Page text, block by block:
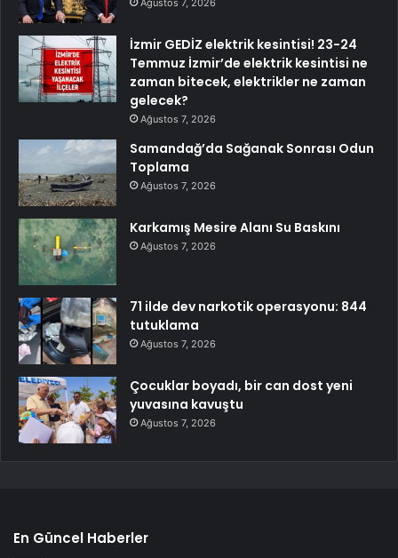
Ağustos 7, 2026
İzmir GEDİZ elektrik kesintisi! 23-24
Temmuz İzmir’de elektrik kesintisi ne
zaman bitecek, elektrikler ne zaman
gelecek?
Ağustos 7, 2026
Samandağ’da Sağanak Sonrası Odun
Toplama
Ağustos 7, 2026
Karkamış Mesire Alanı Su Baskını
Ağustos 7, 2026
71 ilde dev narkotik operasyonu: 844
tutuklama
Ağustos 7, 2026
Çocuklar boyadı, bir can dost yeni
yuvasına kavuştu
Ağustos 7, 2026
En Güncel Haberler